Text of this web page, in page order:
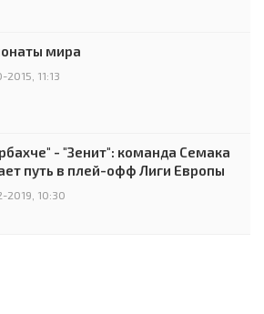
мира
2015, 11:13
- "Зенит": команда Семака
путь в плей-офф Лиги Европы
2019, 10:30